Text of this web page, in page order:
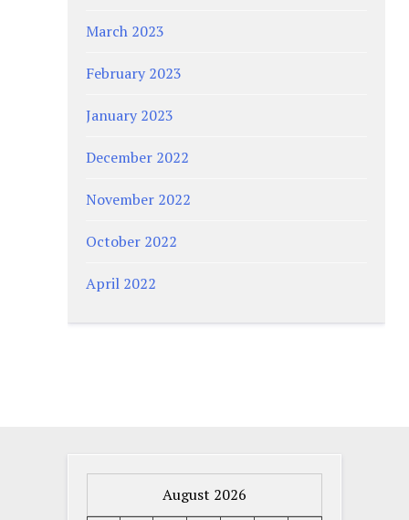
March 2023
February 2023
January 2023
December 2022
November 2022
October 2022
April 2022
August 2026